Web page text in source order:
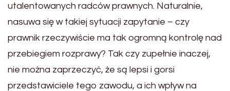
utalentowanych radców prawnych. Naturalnie,
nasuwa się w takiej sytuacji zapytanie – czy
prawnik rzeczywiście ma tak ogromną kontrolę nad
przebiegiem rozprawy? Tak czy zupełnie inaczej,
nie można zaprzeczyć, że są lepsi i gorsi
przedstawiciele tego zawodu, a ich wpływ na